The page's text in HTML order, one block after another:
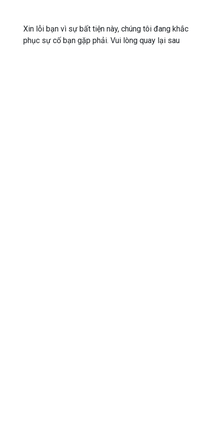
Xin lỗi bạn vì sự bất tiện này, chúng tôi đang khắc
phục sự cố bạn gặp phải. Vui lòng quay lại sau